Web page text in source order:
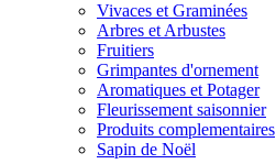
Vivaces et Graminées
Arbres et Arbustes
Fruitiers
Grimpantes d'ornement
Aromatiques et Potager
Fleurissement saisonnier
Produits complementaires
Sapin de Noël